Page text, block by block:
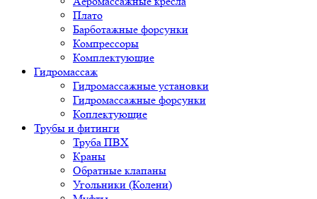
Плато
Барботажные форсунки
Компрессоры
Комплектующие
Гидромассаж
Гидромассажные установки
Гидромассажные форсунки
Коплектующие
Трубы и фитинги
Труба ПВХ
Краны
Обратные клапаны
Угольники (Колени)